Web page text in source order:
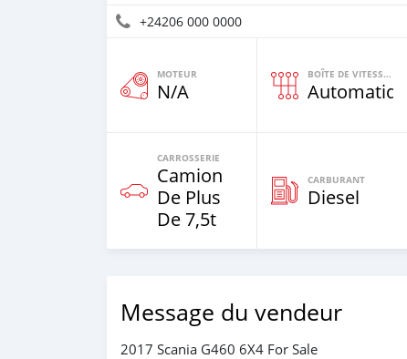
+24206 000 0000
MOTEUR
N/A
BOÎTE DE VITESSES
Automatique
CARROSSERIE
Camion
De Plus
De 7,5t
CARBURANT
Diesel
Message du vendeur
2017 Scania G460 6X4 For Sale